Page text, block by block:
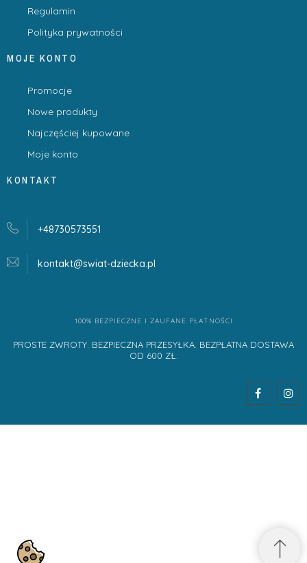
Regulamin
Polityka prywatności
MOJE KONTO
Promocje
Nowe produkty
Najczęściej kupowane
Moje konto
KONTAKT
+48730573551
kontakt@swiat-dziecka.pl
100% BEZPIECZNE I ZAUFANE PŁATNOŚCI
PROSTE ZWROTY. BEZPIECZNA PRZESYŁKA. BEZPŁATNA DOSTAWA
OD 600 ZŁ.